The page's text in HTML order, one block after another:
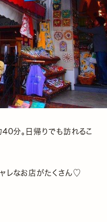
分。日帰りでも訪れるこ
レなお店がたくさん♡